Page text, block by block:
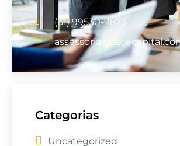
(61) 99530-9873
Categorias
Uncategorized